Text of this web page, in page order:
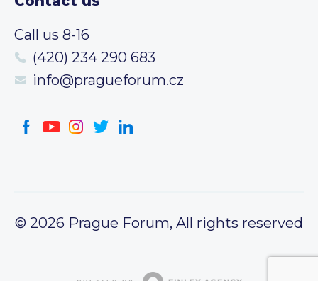
Call us 8-16
(420) 234 290 683
info@pragueforum.cz
© 2026 Prague Forum, All rights reserved